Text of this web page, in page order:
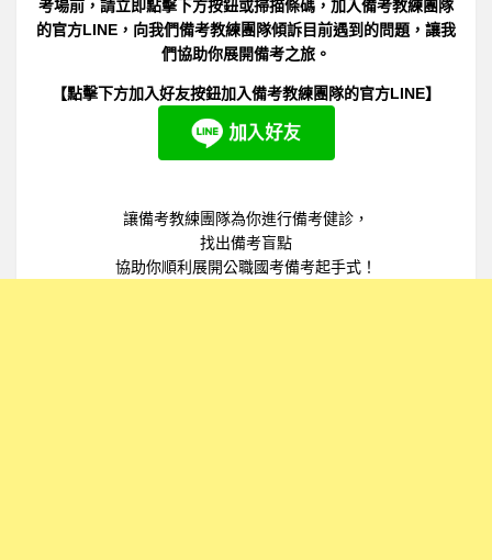
考場前，請立即點擊下方按鈕或掃描條碼，加入備考教練團隊
的官方LINE，向我們備考教練團隊傾訴目前遇到的問題，讓我
們協助你展開備考之旅。
【點擊下方加入好友按鈕加入備考教練團隊的官方LINE】
讓備考教練團隊為你進行備考健診，
找出備考盲點
協助你順利展開公職國考備考起手式！